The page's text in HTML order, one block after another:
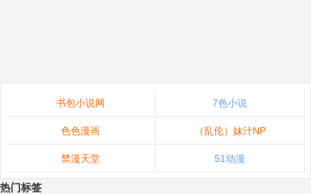
书包小说网 7色小说
色色漫画 （乱伦）妹汁NP
禁漫天堂 51动漫
热门标签